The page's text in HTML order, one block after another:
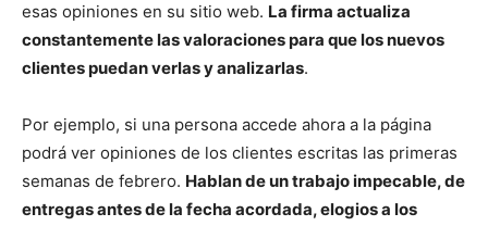
esas opiniones en su sitio web. La firma actualiza
constantemente las valoraciones para que los nuevos
clientes puedan verlas y analizarlas.
Por ejemplo, si una persona accede ahora a la página
podrá ver opiniones de los clientes escritas las primeras
semanas de febrero. Hablan de un trabajo impecable, de
entregas antes de la fecha acordada, elogios a los